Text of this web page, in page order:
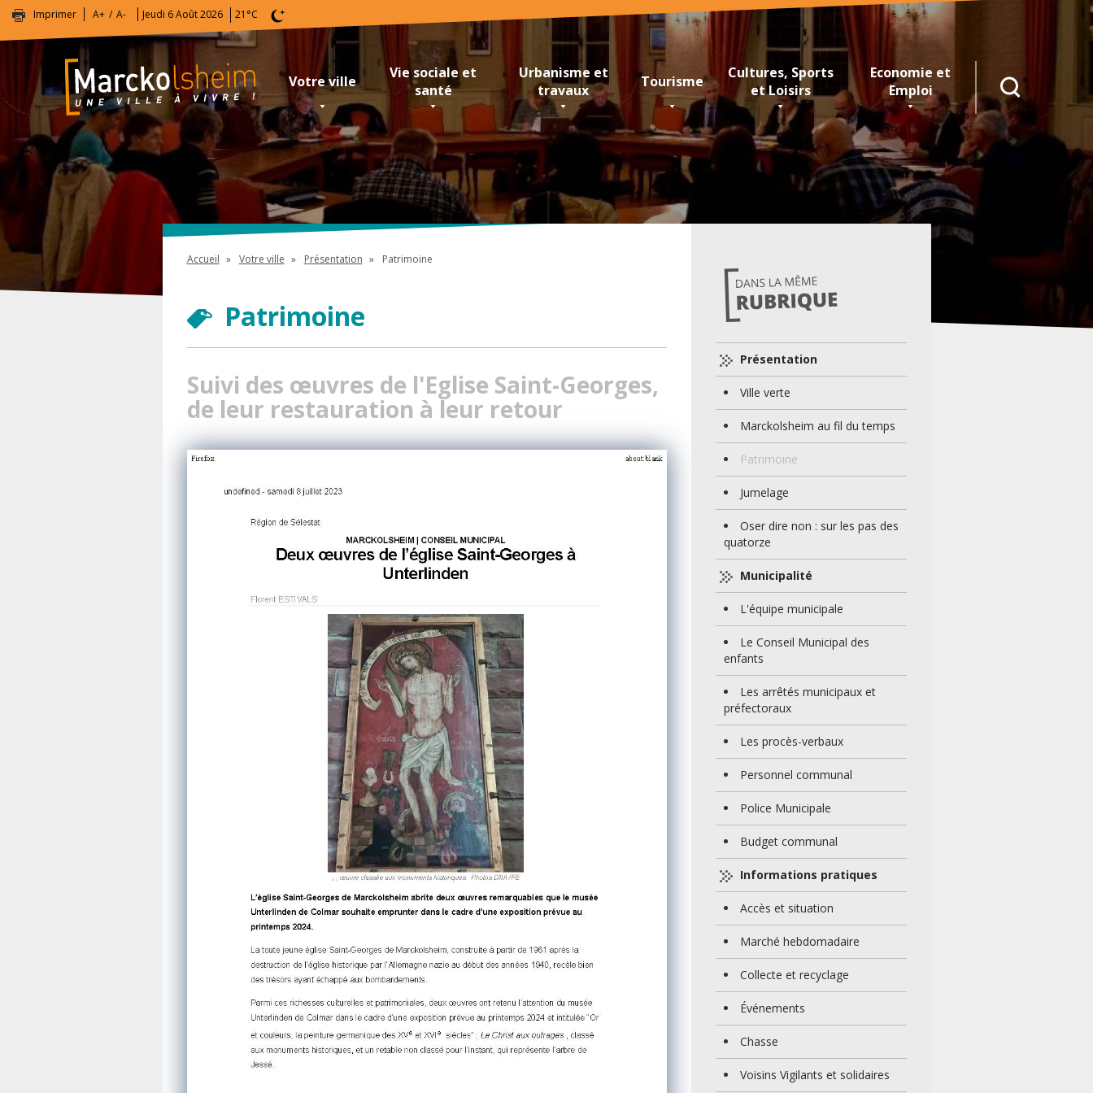
Imprimer A+ A- Jeudi 6 Août 2026 21°C
Votre ville
Vie sociale et
santé
Urbanisme et
travaux
Tourisme
Cultures, Sports
et Loisirs
Economie et
Emploi
RECHERCHE
Accueil Votre ville Présentation Patrimoine
Patrimoine
Suivi des œuvres de l'Eglise Saint-Georges,
de leur restauration à leur retour
Présentation
Ville verte
Marckolsheim au fil du temps
Patrimoine
Jumelage
Oser dire non : sur les pas des
quatorze
Municipalité
L'équipe municipale
Le Conseil Municipal des
enfants
Les arrêtés municipaux et
préfectoraux
Les procès-verbaux
Personnel communal
Police Municipale
Budget communal
Informations pratiques
Accès et situation
Marché hebdomadaire
Collecte et recyclage
Événements
Chasse
Voisins Vigilants et solidaires